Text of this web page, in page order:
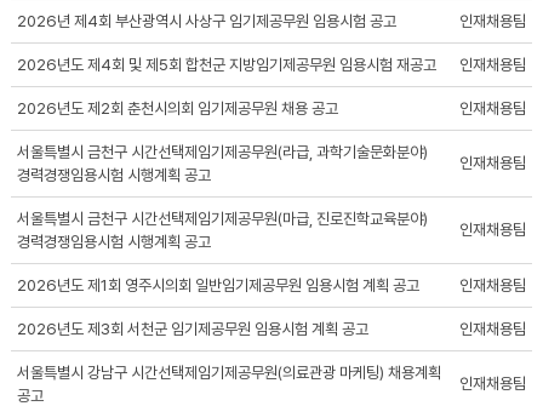
2026년 제4회 부산광역시 사상구 임기제공무원 임용시험 공고 인재채용팀
2026년도 제4회 및 제5회 합천군 지방임기제공무원 임용시험 재공고 인재채용팀
2026년도 제2회 춘천시의회 임기제공무원 채용 공고 인재채용팀
서울특별시 금천구 시간선택제임기제공무원(라급, 과학기술문화분야)
경력경쟁임용시험 시행계획 공고
인재채용팀
서울특별시 금천구 시간선택제임기제공무원(마급, 진로진학교육분야)
경력경쟁임용시험 시행계획 공고
인재채용팀
2026년도 제1회 영주시의회 일반임기제공무원 임용시험 계획 공고 인재채용팀
2026년도 제3회 서천군 임기제공무원 임용시험 계획 공고 인재채용팀
서울특별시 강남구 시간선택제임기제공무원(의료관광 마케팅) 채용계획
공고
인재채용팀